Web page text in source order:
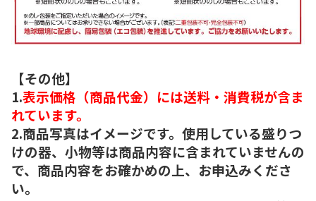
【その他】
1.表示価格（商品代金）には送料・消費税が含ま
れています。
2.商品写真はイメージです。使用している盛りつ
けの器、小物等は商品内容に含まれていませんの
で、商品内容をお確かめの上、お申込みくださ
い。